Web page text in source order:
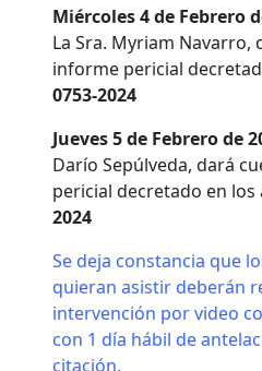
Miércoles 4 de Febrero
La Sra. Myriam Navarro,
informe pericial
0753-2024
Jueves 5 de Febrero de
Darío Sepúlveda, dará
pericial decretado en los
2024
Se deja constancia que
quieran asistir deberán
intervención por video
con 1 día hábil de
citación.